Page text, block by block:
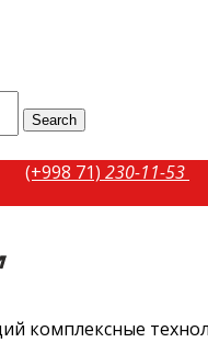
Search
(+998 71) 230-11-53
комплексные